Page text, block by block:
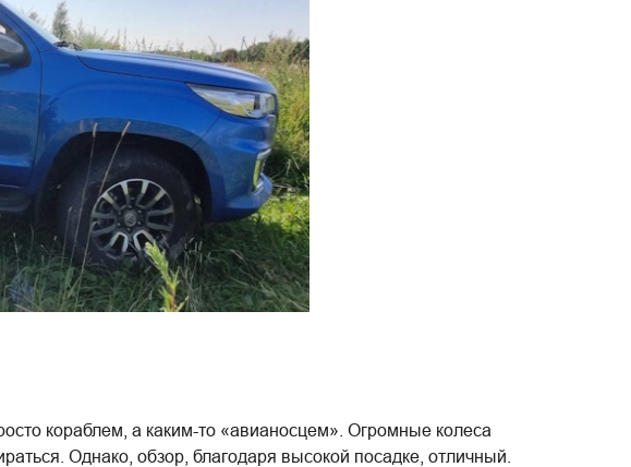
кораблем, а каким-то «авианосцем». Огромные колеса
Однако, обзор, благодаря высокой посадке, отличный.